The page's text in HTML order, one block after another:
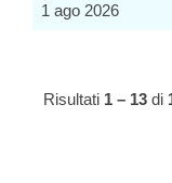
1 ago 2026
Risultati 1 – 13 di